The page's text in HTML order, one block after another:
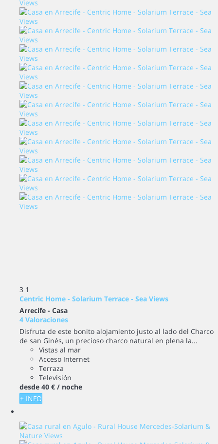
3 1
Centric Home - Solarium Terrace - Sea Views
Arrecife - Casa
4 Valoraciones
Disfruta de este bonito alojamiento justo al lado del Charco
de san Ginés, un precioso charco natural en plena la...
Vistas al mar
Acceso Internet
Terraza
Televisión
desde 40 € / noche
+ INFO